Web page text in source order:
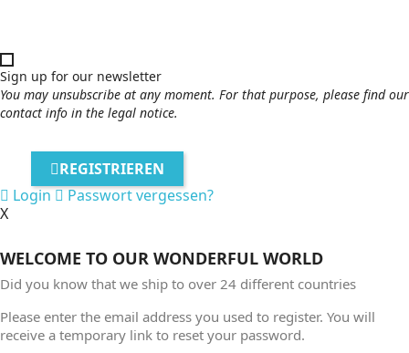
Sign up for our newsletter
You may unsubscribe at any moment. For that purpose, please find our
contact info in the legal notice.
REGISTRIEREN
Login
Passwort vergessen?
X
WELCOME TO OUR WONDERFUL WORLD
Did you know that we ship to over 24 different countries
Please enter the email address you used to register. You will
receive a temporary link to reset your password.